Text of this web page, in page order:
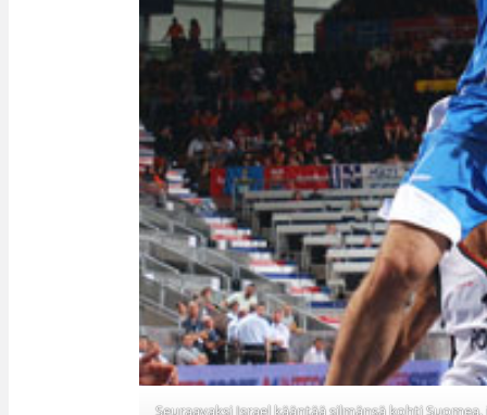
Seuraavaksi Israel kääntää silmänsä kohti